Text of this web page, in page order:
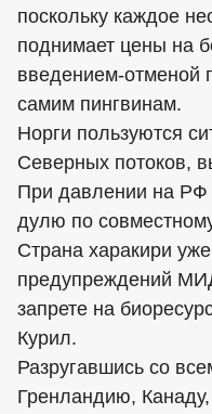
поскольку каждое
поднимает цены на
введением-отменой
самим пингвинам.
Норги пользуются
Северных потоков,
При давлении на РФ
дулю по
Страна харакири
предупреждений
запрете на
Курил.
Разругавшись со
Гренландию,